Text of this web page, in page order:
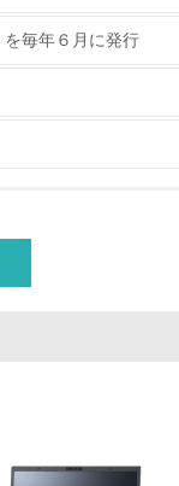
極的に参加している
を毎年６月に発行